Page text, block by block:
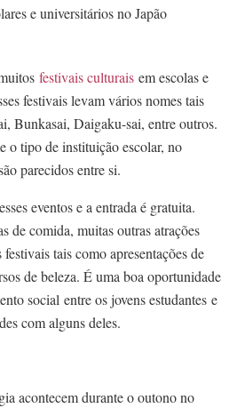
festivais culturais em escolas e
festivais levam vários nomes tais
Bunkasai, Daigaku-sai, entre outros.
o tipo de instituição escolar, no
parecidos entre si.
eventos e a entrada é gratuita.
de comida, muitas outras atrações
tais como apresentações de
de beleza. É uma boa oportunidade
social entre os jovens estudantes e
com alguns deles.
acontecem durante o outono no